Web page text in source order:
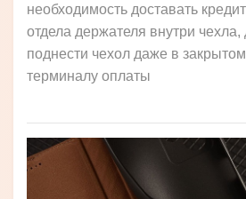
необходимость доставать
отдела держателя внутри чехла,
поднести чехол даже в
терминалу оплаты